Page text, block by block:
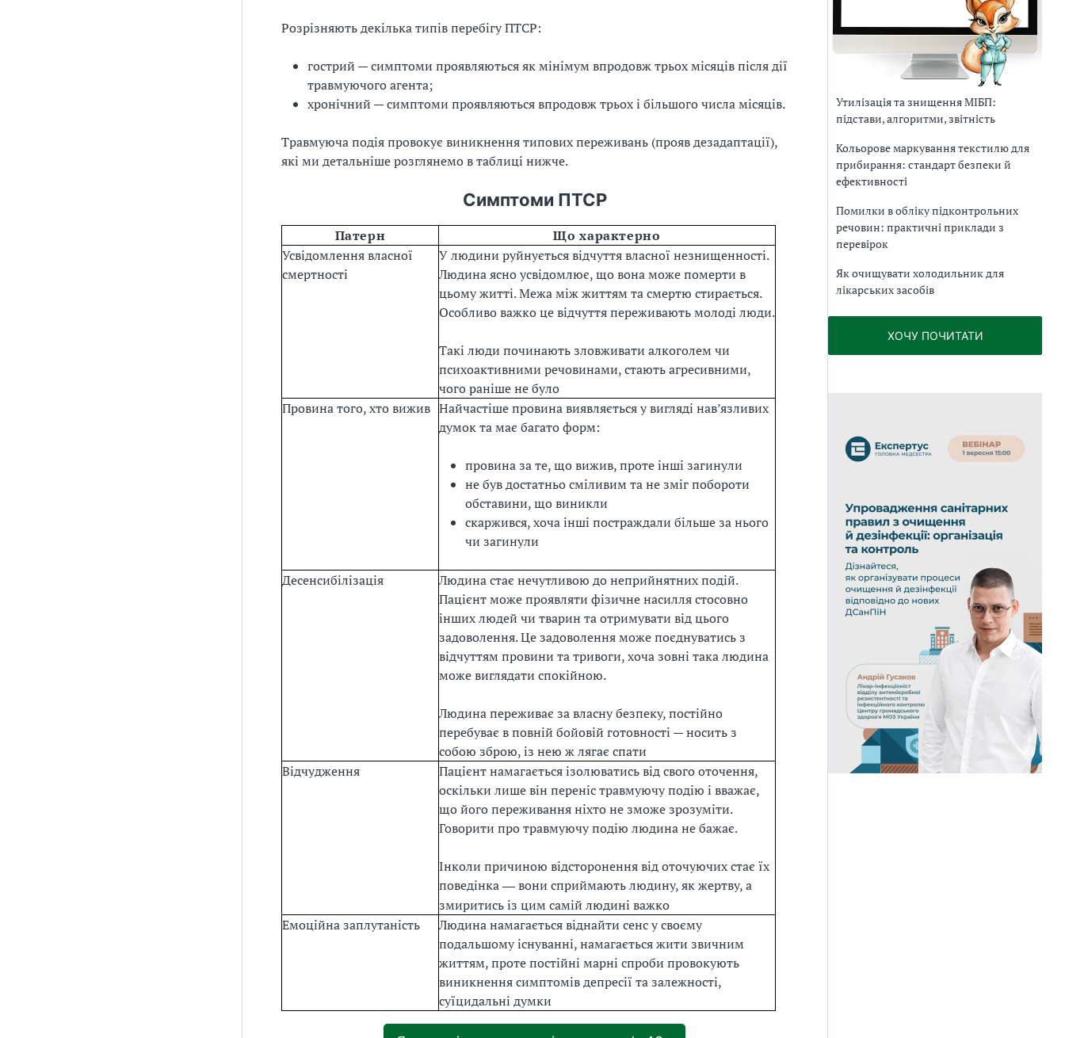
Розрізняють декілька типів перебігу ПТСР:
гострий — симптоми проявляються як мінімум впродовж трьох місяців після дії
травмуючого агента;
хронічний — симптоми проявляються впродовж трьох і більшого числа місяців.
Травмуюча подія провокує виникнення типових переживань (прояв дезадаптації),
які ми детальніше розглянемо в таблиці нижче.
Симптоми ПТСР
Патерн
Що характерно
Усвідомлення власної
смертності
У людини руйнується відчуття власної незнищенності.
Людина ясно усвідомлює, що вона може померти в
цьому житті. Межа між життям та смертю стирається.
Особливо важко це відчуття переживають молоді люди.
Такі люди починають зловживати алкоголем чи
психоактивними речовинами, стають агресивними,
чого раніше не було
Провина того, хто вижив Найчастіше провина виявляється у вигляді нав’язливих
думок та має багато форм:
провина за те, що вижив, проте інші загинули
не був достатньо сміливим та не зміг побороти
обставини, що виникли
скаржився, хоча інші постраждали більше за нього
чи загинули
Десенсибілізація
Людина стає нечутливою до неприйнятних подій.
Пацієнт може проявляти фізичне насилля стосовно
інших людей чи тварин та отримувати від цього
задоволення. Це задоволення може поєднуватись з
відчуттям провини та тривоги, хоча зовні така людина
може виглядати спокійною.
Людина переживає за власну безпеку, постійно
перебуває в повній бойовій готовності — носить з
собою зброю, із нею ж лягає спати
Відчудження
Пацієнт намагається ізолюватись від свого оточення,
оскільки лише він переніс травмуючу подію і вважає,
що його переживання ніхто не зможе зрозуміти.
Говорити про травмуючу подію людина не бажає.
Інколи причиною відсторонення від оточуючих стає їх
поведінка — вони сприймають людину, як жертву, а
змиритись із цим самій людині важко
Емоційна заплутаність
Людина намагається віднайти сенс у своєму
подальшому існуванні, намагається жити звичним
життям, проте постійні марні спроби провокують
виникнення симптомів депресії та залежності,
суїцидальні думки
Утилізація та знищення МІБП:
підстави, алгоритми, звітність
Кольорове маркування текстилю для
прибирання: стандарт безпеки й
ефективності
Помилки в обліку підконтрольних
речовин: практичні приклади з
перевірок
Як очищувати холодильник для
лікарських засобів
ХОЧУ ПОЧИТАТИ